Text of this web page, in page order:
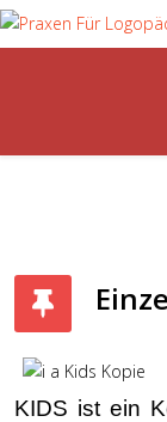
KIDS ist ein